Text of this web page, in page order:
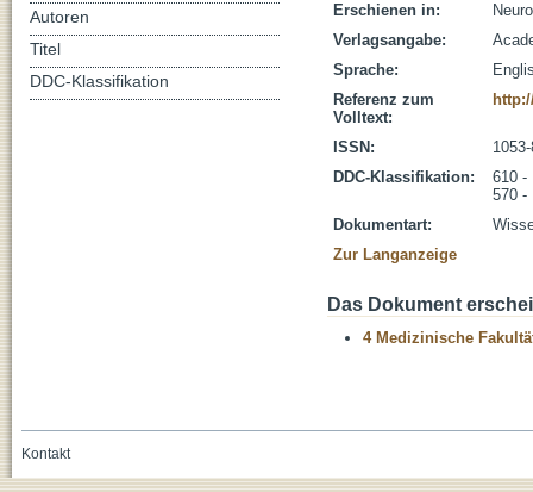
Erschienen in:
Verlagsangabe:
Sprache:
Referenz zum
Volltext:
ISSN:
DDC-Klassifikation:
610 -
570 -
Dokumentart:
Zur Langanzeige
Das Dokument
4 Medizinische
Autoren
Titel
DDC-Klassifikation
Kontakt